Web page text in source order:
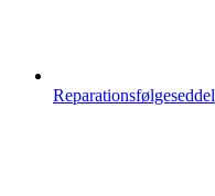
Reparationsfølgeseddel